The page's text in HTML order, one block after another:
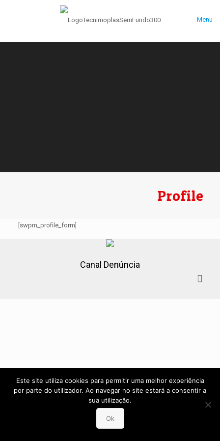
Menu
Profile
[swpm_profile_form]
Canal Denúncia
Este site utiliza cookies para permitir uma melhor experiência
por parte do utilizador. Ao navegar no site estará a consentir a
sua utilização.
Ok